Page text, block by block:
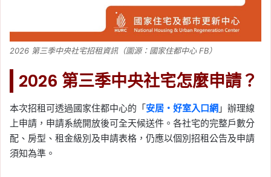
2026 第三季中央社宅招租資訊（圖源：國家住都中心 FB）
2026 第三季中央社宅怎麼申請？
本次招租可透過國家住都中心的「安居・好室入口網 」辦理線
上申請，申請系統開放後可全天候送件。各社宅的完整戶數分
配、房型、租金級別及申請表格，仍應以個別招租公告及申請
須知為準。